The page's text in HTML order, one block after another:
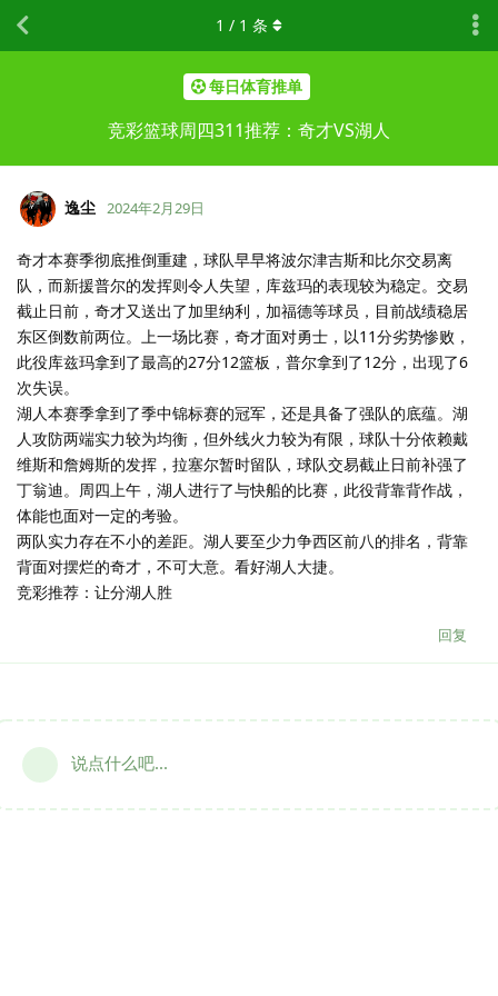
每日体育推单
竞彩篮球周四311推荐：奇才VS湖人
1 / 1 条
逸尘 2024年2月29日
奇才本赛季彻底推倒重建，球队早早将波尔津吉斯和比尔交易离
队，而新援普尔的发挥则令人失望，库兹玛的表现较为稳定。交易
截止日前，奇才又送出了加里纳利，加福德等球员，目前战绩稳居
东区倒数前两位。上一场比赛，奇才面对勇士，以11分劣势惨败，
此役库兹玛拿到了最高的27分12篮板，普尔拿到了12分，出现了6
次失误。
湖人本赛季拿到了季中锦标赛的冠军，还是具备了强队的底蕴。湖
人攻防两端实力较为均衡，但外线火力较为有限，球队十分依赖戴
维斯和詹姆斯的发挥，拉塞尔暂时留队，球队交易截止日前补强了
丁翁迪。周四上午，湖人进行了与快船的比赛，此役背靠背作战，
体能也面对一定的考验。
两队实力存在不小的差距。湖人要至少力争西区前八的排名，背靠
背面对摆烂的奇才，不可大意。看好湖人大捷。
竞彩推荐：让分湖人胜
回复
说点什么吧...